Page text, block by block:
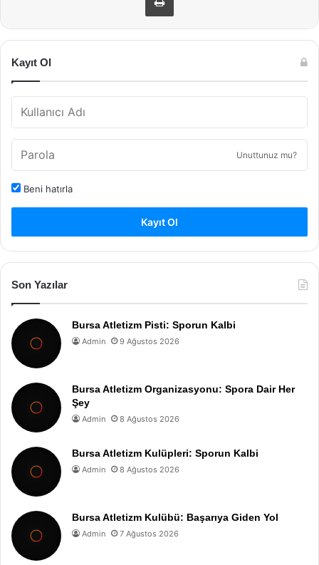
Kayıt Ol
Unuttunuz mu?
Beni hatırla
Kayıt Ol
Son Yazılar
Bursa Atletizm Pisti: Sporun Kalbi
Admin 9 Ağustos 2026
Bursa Atletizm Organizasyonu: Spora Dair Her
Şey
Admin 8 Ağustos 2026
Bursa Atletizm Kulüpleri: Sporun Kalbi
Admin 8 Ağustos 2026
Bursa Atletizm Kulübü: Başarıya Giden Yol
Admin 7 Ağustos 2026